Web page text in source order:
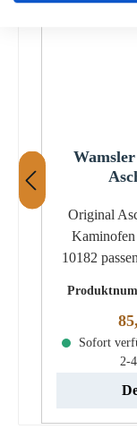
Original
10182 passend für alle 6 kW
Ascherost
Kaminrost,
(B/L/H) 180
15 mm
Sofort
2-